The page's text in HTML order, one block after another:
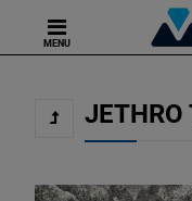
MENU
JETHRO